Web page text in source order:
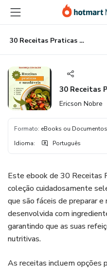
para
conteúdo
principal
para
pagamento
para
rodapé
30 Receitas Praticas e Saudáveis.
Ericson Nobre
Formato: eBooks ou Documentos
Idioma: Português
Este ebook de 30 Receitas
coleção cuidadosamente
que são fáceis de preparar
desenvolvida com
garantindo que as suas
nutritivas.
As receitas incluem opções